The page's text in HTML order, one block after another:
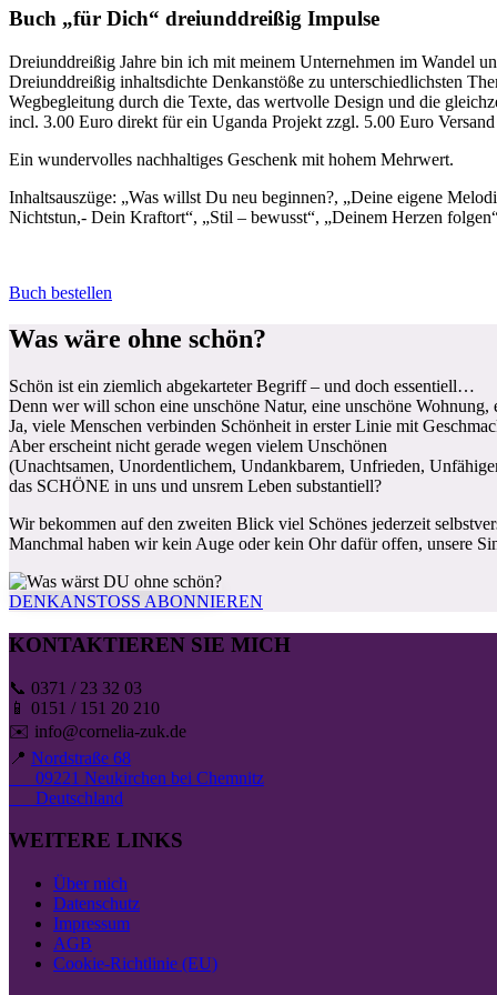
Buch „für Dich“ dreiunddreißig Impulse
Dreiunddreißig Jahre bin ich mit meinem Unternehmen im Wandel
Dreiunddreißig inhaltsdichte Denkanstöße zu unterschiedlichsten
Wegbegleitung durch die Texte, das wertvolle Design und die
incl. 3.00 Euro direkt für ein Uganda Projekt zzgl. 5.00 Euro
Ein wundervolles nachhaltiges Geschenk mit hohem Mehrwert.
Inhaltsauszüge: „Was willst Du neu beginnen?, „Deine eigene
Nichtstun,- Dein Kraftort“, „Stil – bewusst“, „Deinem Herzen
Buch bestellen
Was wäre ohne schön?
Schön ist ein ziemlich abgekarteter Begriff – und doch essentiell…
Denn wer will schon eine unschöne Natur, eine unschöne Wohnung,
Ja, viele Menschen verbinden Schönheit in erster Linie mit
Aber erscheint nicht gerade wegen vielem Unschönen
(Unachtsamen, Unordentlichem, Undankbarem, Unfrieden,
das SCHÖNE in uns und unsrem Leben substantiell?
Wir bekommen auf den zweiten Blick viel Schönes jederzeit
Manchmal haben wir kein Auge oder kein Ohr dafür offen, unsere
DENKANSTOSS ABONNIEREN
KONTAKTIEREN SIE MICH
📞 0371 / 23 32 03
📱 0151 / 151 20 210
✉️ info@cornelia-zuk.de
📍 Nordstraße 68
09221 Neukirchen bei Chemnitz
Deutschland
WEITERE LINKS
Über mich
Datenschutz
Impressum
AGB
Cookie-Richtlinie (EU)